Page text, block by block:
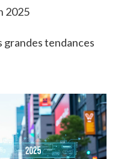
2025
grandes tendances